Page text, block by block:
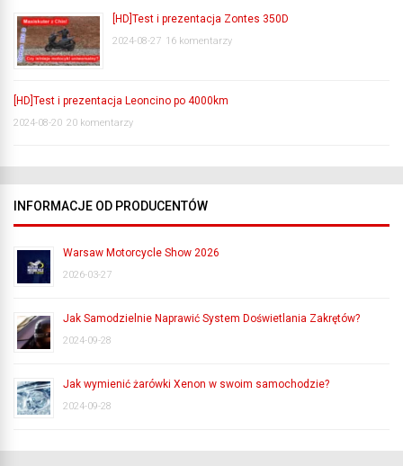
[HD]Test i prezentacja Zontes 350D
2024-08-27 16 komentarzy
[HD]Test i prezentacja Leoncino po 4000km
2024-08-20 20 komentarzy
INFORMACJE OD PRODUCENTÓW
Warsaw Motorcycle Show 2026
2026-03-27
Jak Samodzielnie Naprawić System Doświetlania Zakrętów?
2024-09-28
Jak wymienić żarówki Xenon w swoim samochodzie?
2024-09-28